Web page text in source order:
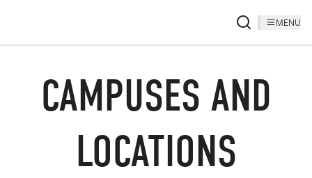
MENU
CAMPUSES AND
LOCATIONS